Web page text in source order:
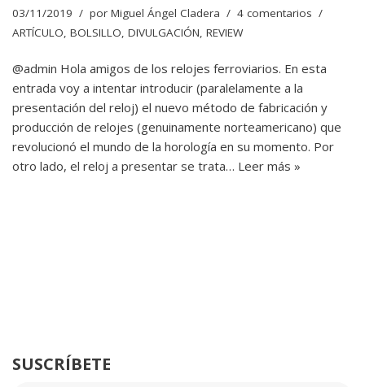
03/11/2019 por Miguel Ángel Cladera
4 comentarios
ARTÍCULO, BOLSILLO, DIVULGACIÓN, REVIEW
@admin Hola amigos de los relojes ferroviarios. En esta
entrada voy a intentar introducir (paralelamente a la
presentación del reloj) el nuevo método de fabricación y
producción de relojes (genuinamente norteamericano) que
revolucionó el mundo de la horología en su momento. Por
otro lado, el reloj a presentar se trata… Leer más »
SUSCRÍBETE